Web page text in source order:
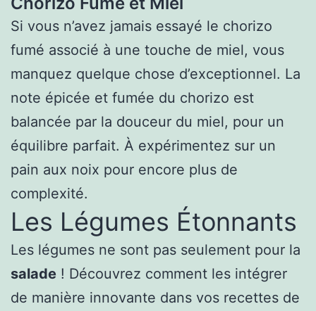
Si vous n’avez jamais essayé le chorizo
fumé associé à une touche de miel, vous
manquez quelque chose d’exceptionnel. La
note épicée et fumée du chorizo est
balancée par la douceur du miel, pour un
équilibre parfait. À expérimentez sur un
pain aux noix pour encore plus de
complexité.
Les Légumes Étonnants
Les légumes ne sont pas seulement pour la
salade ! Découvrez comment les intégrer
de manière innovante dans vos recettes de